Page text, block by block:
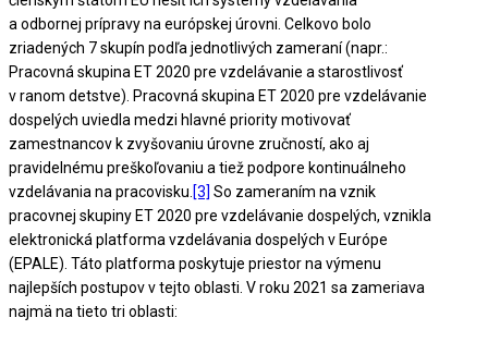
a odbornej prípravy na európskej úrovni. Celkovo bolo
zriadených 7 skupín podľa jednotlivých zameraní (napr.:
Pracovná skupina ET 2020 pre vzdelávanie a starostlivosť
v ranom detstve). Pracovná skupina ET 2020 pre vzdelávanie
dospelých uviedla medzi hlavné priority motivovať
zamestnancov k zvyšovaniu úrovne zručností, ako aj
pravidelnému preškoľovaniu a tiež podpore kontinuálneho
vzdelávania na pracovisku. [3] So zameraním na vznik
pracovnej skupiny ET 2020 pre vzdelávanie dospelých, vznikla
elektronická platforma vzdelávania dospelých v Európe
(EPALE). Táto platforma poskytuje priestor na výmenu
najlepších postupov v tejto oblasti. V roku 2021 sa zameriava
najmä na tieto tri oblasti: